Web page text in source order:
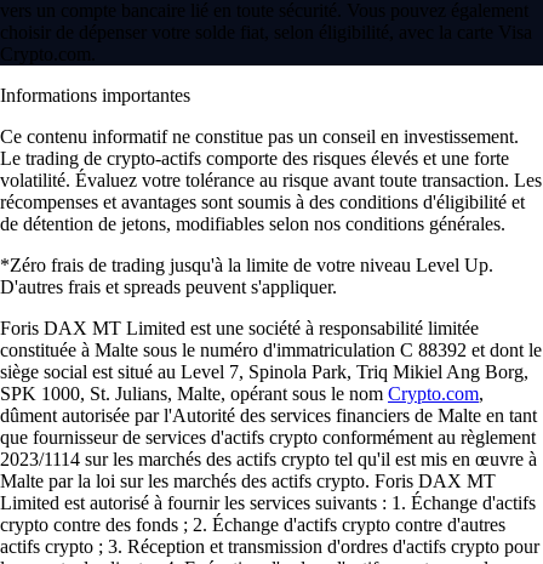
vers un compte bancaire lié en toute sécurité. Vous pouvez également
choisir de dépenser votre solde fiat, selon éligibilité, avec la carte Visa
Crypto.com.
Informations importantes
Ce contenu informatif ne constitue pas un conseil en investissement.
Le trading de crypto-actifs comporte des risques élevés et une forte
volatilité. Évaluez votre tolérance au risque avant toute transaction. Les
récompenses et avantages sont soumis à des conditions d'éligibilité et
de détention de jetons, modifiables selon nos conditions générales.
*Zéro frais de trading jusqu'à la limite de votre niveau Level Up.
D'autres frais et spreads peuvent s'appliquer.
Foris DAX MT Limited est une société à responsabilité limitée
constituée à Malte sous le numéro d'immatriculation C 88392 et dont le
siège social est situé au Level 7, Spinola Park, Triq Mikiel Ang Borg,
SPK 1000, St. Julians, Malte, opérant sous le nom Crypto.com,
dûment autorisée par l'Autorité des services financiers de Malte en tant
que fournisseur de services d'actifs crypto conformément au règlement
2023/1114 sur les marchés des actifs crypto tel qu'il est mis en œuvre à
Malte par la loi sur les marchés des actifs crypto. Foris DAX MT
Limited est autorisé à fournir les services suivants : 1. Échange d'actifs
crypto contre des fonds ; 2. Échange d'actifs crypto contre d'autres
actifs crypto ; 3. Réception et transmission d'ordres d'actifs crypto pour